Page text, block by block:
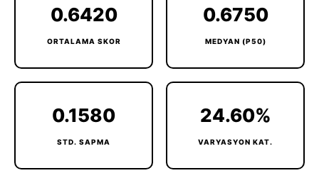
0.6420
ORTALAMA SKOR
0.6750
MEDYAN (P50)
0.1580
STD. SAPMA
24.60%
VARYASYON KAT.